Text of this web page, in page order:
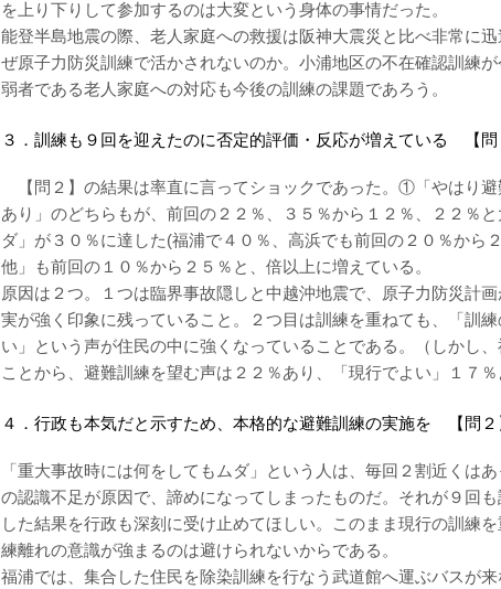
を上り下りして参加するのは大変という身体の事情だった。
能登半島地震の際、老人家庭への救援は阪神大震災と比べ非常に
ぜ原子力防災訓練で活かされないのか。小浦地区の不在確認訓練
弱者である老人家庭への対応も今後の訓練の課題であろう。
３．訓練も９回を迎えたのに否定的評価・反応が増えている 【問
【問２】の結果は率直に言ってショックであった。①「やはり
あり」のどちらもが、前回の２２％、３５％から１２％、２２％
ダ」が３０％に達した(福浦で４０％、高浜でも前回の２０％から
他」も前回の１０％から２５％と、倍以上に増えている。
原因は２つ。１つは臨界事故隠しと中越沖地震で、原子力防災計
実が強く印象に残っていること。２つ目は訓練を重ねても、「訓
い」という声が住民の中に強くなっていることである。（しかし
ことから、避難訓練を望む声は２２％あり、「現行でよい」１７％
４．行政も本気だと示すため、本格的な避難訓練の実施を 【問２
「重大事故時には何をしてもムダ」という人は、毎回２割近くは
の認識不足が原因で、諦めになってしまったものだ。それが９回
した結果を行政も深刻に受け止めてほしい。このまま現行の訓練を
練離れの意識が強まるのは避けられないからである。
福浦では、集合した住民を除染訓練を行なう武道館へ運ぶバスが